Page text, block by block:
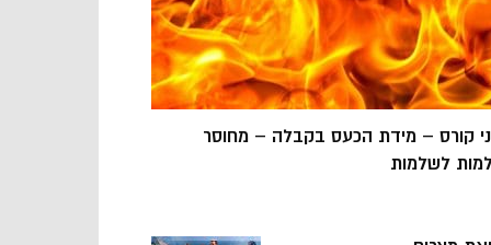
קורס – מידת הכעס בקבלה – מחוסר
לשלמות